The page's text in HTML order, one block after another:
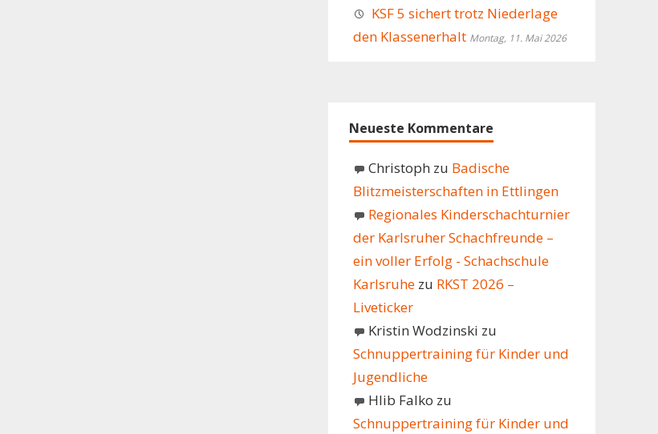
KSF 5 sichert trotz Niederlage
den Klassenerhalt Montag, 11. Mai 2026
Neueste Kommentare
Christoph zu Badische
Blitzmeisterschaften in Ettlingen
Regionales Kinderschachturnier
der Karlsruher Schachfreunde –
ein voller Erfolg - Schachschule
Karlsruhezu RKST 2026 –
Liveticker
Kristin Wodzinski zu
Schnuppertraining für Kinder und
Jugendliche
Hlib Falko zu
Schnuppertraining für Kinder und